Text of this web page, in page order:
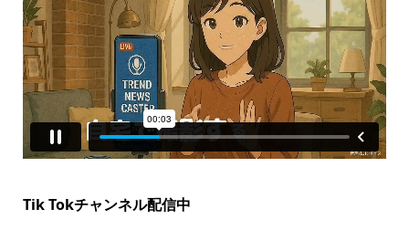
Tik Tokチャンネル配信中